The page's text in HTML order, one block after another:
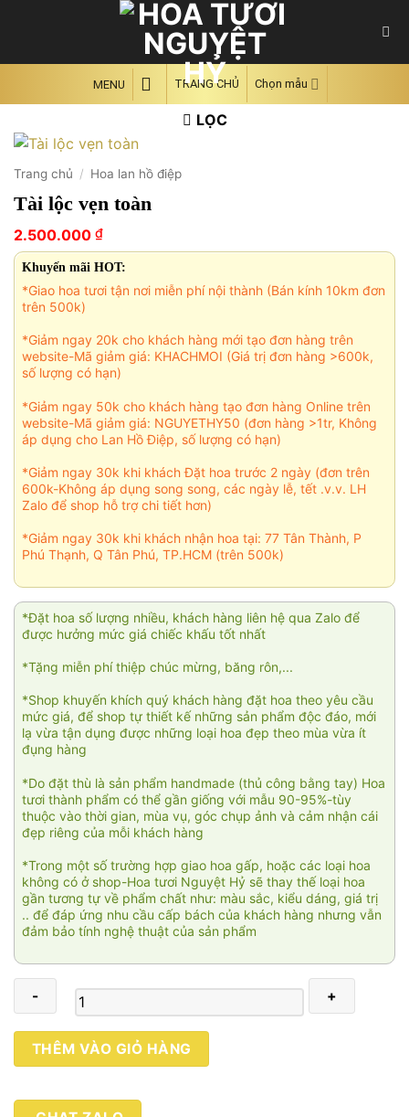
MENU TRANG CHỦ Chọn mẫu
LỌC
Trang chủ / Hoa lan hồ điệp
Tài lộc vẹn toàn
2.500.000 ₫
Khuyến mãi HOT:
*Giao hoa tươi tận nơi miễn phí nội thành (Bán kính 10km đơn
trên 500k)
*Giảm ngay 20k cho khách hàng mới tạo đơn hàng trên
website-Mã giảm giá: KHACHMOI (Giá trị đơn hàng >600k,
số lượng có hạn)
*Giảm ngay 50k cho khách hàng tạo đơn hàng Online trên
website-Mã giảm giá: NGUYETHY50 (đơn hàng >1tr, Không
áp dụng cho Lan Hồ Điệp, số lượng có hạn)
*Giảm ngay 30k khi khách Đặt hoa trước 2 ngày (đơn trên
600k-Không áp dụng song song, các ngày lễ, tết .v.v. LH
Zalo để shop hỗ trợ chi tiết hơn)
*Giảm ngay 30k khi khách nhận hoa tại: 77 Tân Thành, P
Phú Thạnh, Q Tân Phú, TP.HCM (trên 500k)
*Đặt hoa số lượng nhiều, khách hàng liên hệ qua Zalo để
được hưởng mức giá chiếc khấu tốt nhất
*Tặng miễn phí thiệp chúc mừng, băng rôn,...
*Shop khuyến khích quý khách hàng đặt hoa theo yêu cầu
mức giá, để shop tự thiết kế những sản phẩm độc đáo, mới
lạ vừa tận dụng được những loại hoa đẹp theo mùa vừa ít
đụng hàng
*Do đặt thù là sản phẩm handmade (thủ công bằng tay) Hoa
tươi thành phẩm có thể gần giống với mẫu 90-95%-tùy
thuộc vào thời gian, mùa vụ, góc chụp ảnh và cảm nhận cái
đẹp riêng của mỗi khách hàng
*Trong một số trường hợp giao hoa gấp, hoặc các loại hoa
không có ở shop-Hoa tươi Nguyệt Hỷ sẽ thay thế loại hoa
gần tương tự về phẩm chất như: màu sắc, kiểu dáng, giá trị
.. để đáp ứng nhu cầu cấp bách của khách hàng nhưng vẫn
đảm bảo tính nghệ thuật của sản phẩm
lộc
toàn
THÊM VÀO GIỎ HÀNG